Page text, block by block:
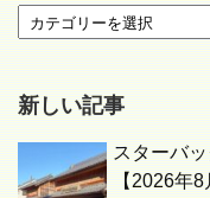
新しい記事
スターバ
【2026年8